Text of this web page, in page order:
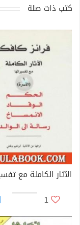
كتب ذات صلة
1